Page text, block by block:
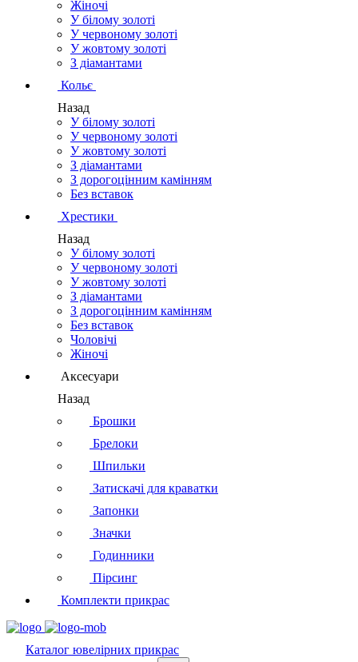
Жіночі
У білому золоті
У червоному золоті
У жовтому золоті
З діамантами
Кольє
Назад
У білому золоті
У червоному золоті
У жовтому золоті
З діамантами
З дорогоцінним камінням
Без вставок
Хрестики
Назад
У білому золоті
У червоному золоті
У жовтому золоті
З діамантами
З дорогоцінним камінням
Без вставок
Чоловічі
Жіночі
Аксесуари
Назад
Брошки
Брелоки
Шпильки
Затискачі для краватки
Запонки
Значки
Годинники
Пірсинг
Комплекти прикрас
Каталог ювелірних прикрас